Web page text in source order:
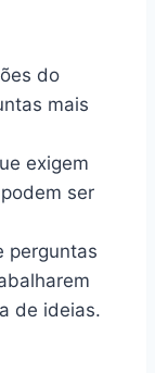
do
mais
exigem
ser
perguntas
de ideias.